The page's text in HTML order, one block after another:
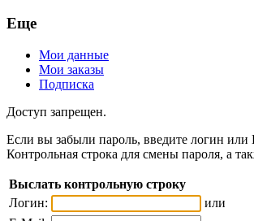
Еще
Мои данные
Мои заказы
Подписка
Доступ запрещен.
Если вы забыли пароль, введите логин или
Контрольная строка для смены пароля, а
Выслать контрольную строку
Логин:
или